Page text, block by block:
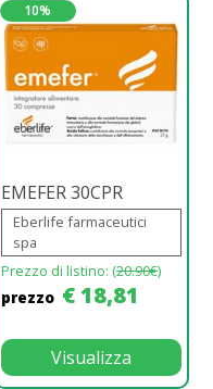
10%
EMEFER 30CPR
Eberlife farmaceutici
spa
Prezzo di listino: (20.90€)
prezzo € 18,81
Visualizza